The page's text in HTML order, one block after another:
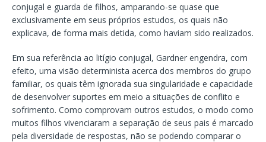
conjugal e guarda de filhos, amparando-se quase que
exclusivamente em seus próprios estudos, os quais não
explicava, de forma mais detida, como haviam sido realizados.
Em sua referência ao litígio conjugal, Gardner engendra, com
efeito, uma visão determinista acerca dos membros do grupo
familiar, os quais têm ignorada sua singularidade e capacidade
de desenvolver suportes em meio a situações de conflito e
sofrimento. Como comprovam outros estudos, o modo como
muitos filhos vivenciaram a separação de seus pais é marcado
pela diversidade de respostas, não se podendo comparar o